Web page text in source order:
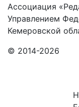
Ассоциация
Управлением
Кемеровской
© 2014-2026